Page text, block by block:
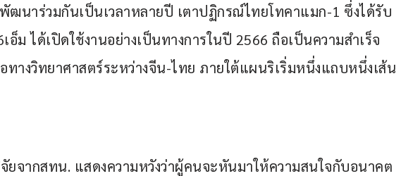
ฒนาร่วมกันเป็นเวลาหลายปี เตาปฏิกรณ์ไทยโทคาแมก-1 ซึ่งได้รับ
อ็ม ได้เปิดใช้งานอย่างเป็นทางการในปี 2566 ถือเป็นความสำเร็จ
ทางวิทยาศาสตร์ระหว่างจีน-ไทย ภายใต้แผนริเริ่มหนึ่งแถบหนึ่งเส้น
ยจากสทน. แสดงความหวังว่าผู้คนจะหันมาให้ความสนใจกับอนาคต